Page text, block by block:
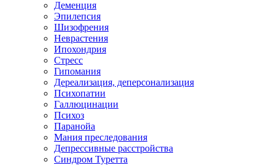
Деменция
Эпилепсия
Шизофрения
Неврастения
Ипохондрия
Стресс
Гипомания
Дереализация, деперсонализация
Психопатии
Галлюцинации
Психоз
Паранойа
Мания преследования
Депрессивные расстройства
Синдром Туретта